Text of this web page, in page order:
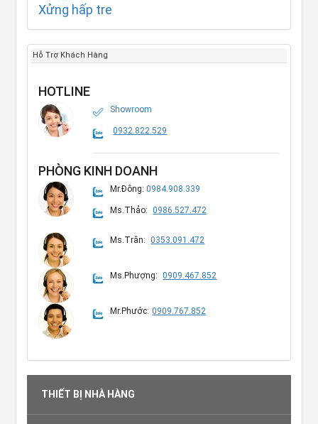
Xửng hấp tre
Hỗ Trợ Khách Hàng
HOTLINE
Showroom
0932.822.529
PHÒNG KINH DOANH
Mr.Đông:0984.908.339
Ms.Thảo: 0986.527.472
Ms.Trân: 0353.091.472
Ms.Phượng: 0909.467.852
Mr.Phước: 0909.767.852
THIẾT BỊ NHÀ HÀNG